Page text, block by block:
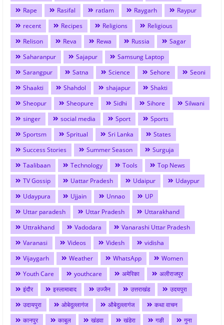
Rape
Rasifal ratlam Raygarh
Raypur
recent
Recipes Religions
Religious
Relison
Reva Rewa Russia
Sagar
Saharanpur
Sajapur
Samsung Laptop
Sarangpur
Satna Science Sehore
Seoni
Shaakti
Shahdol shajapur
Shakti
Sheopur
Sheopure Sidhi Sihore
Silwani
singer
social media Sport
Sports
Sportsm
Spritual Sri Lanka
States
Success Stories
Summer Season
Surguja
Taalibaan
Technology Tools
Top News
TV Gossip
Uattar Pradesh Udaipur
Udaypur
Udaypura
Ujjain Unnao
UP
Uttar paradesh
Uttar Pradesh
Uttarakhand
Uttrakhand
Vadodara
Vanarashi Uttar Pradesh
Varanasi
Videos Videsh
vidisha
Vijaygarh
Weather WhatsApp
Women
Youth Care
youthcare अमेरिका
अलीराजपुर
इंदौर
इस्लामाबाद उज्जैन उत्तराखंड
उदयपुरा
उदायपुरा
ओबेदुल्लागंज औबेदुल्लागंज
कथा वाचन
कानपुर
काबुल खंडवा खंडेरा गङी
गुना